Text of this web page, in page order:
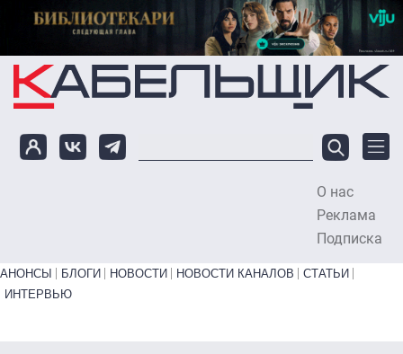
Перейти к основному содержанию
О нас
Реклама
Подписка
Primary links bottom
АНОНСЫ БЛОГИ НОВОСТИ НОВОСТИ КАНАЛОВ
СТАТЬИ
ИНТЕРВЬЮ